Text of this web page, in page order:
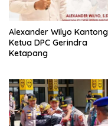
Alexander Wilyo
Ketua DPC Gerindra
Ketapang